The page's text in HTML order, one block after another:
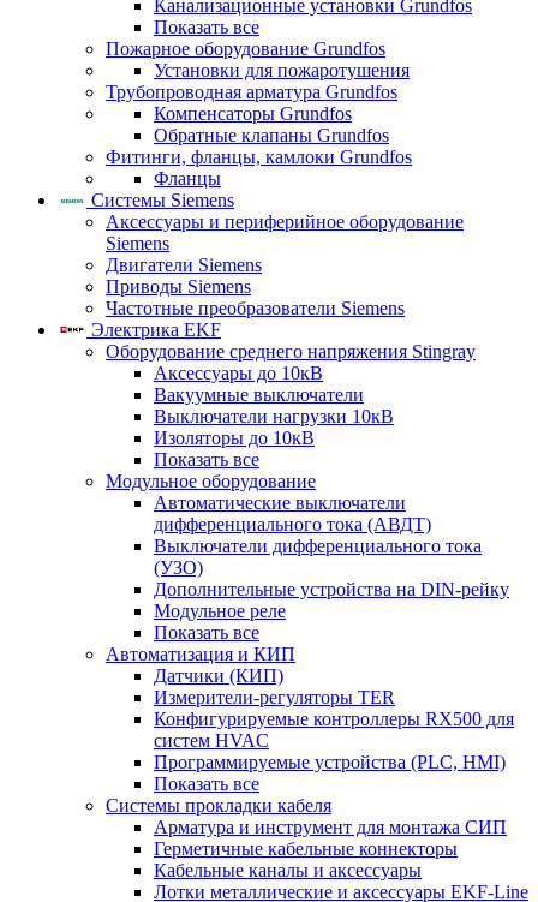
Канализационные установки Grundfos
Показать все
Пожарное оборудование Grundfos
Установки для пожаротушения
Трубопроводная арматура Grundfos
Компенсаторы Grundfos
Обратные клапаны Grundfos
Фитинги, фланцы, камлоки Grundfos
Фланцы
Системы Siemens
Аксессуары и периферийное оборудование
Siemens
Двигатели Siemens
Приводы Siemens
Частотные преобразователи Siemens
Электрика EKF
Оборудование среднего напряжения Stingray
Аксессуары до 10кВ
Вакуумные выключатели
Выключатели нагрузки 10кВ
Изоляторы до 10кВ
Показать все
Модульное оборудование
Автоматические выключатели
дифференциального тока (АВДТ)
Выключатели дифференциального тока
(УЗО)
Дополнительные устройства на DIN-рейку
Модульное реле
Показать все
Автоматизация и КИП
Датчики (КИП)
Измерители-регуляторы TER
Конфигурируемые контроллеры RX500 для
систем HVAC
Программируемые устройства (PLC, HMI)
Показать все
Системы прокладки кабеля
Арматура и инструмент для монтажа СИП
Герметичные кабельные коннекторы
Кабельные каналы и аксессуары
Лотки металлические и аксессуары EKF-Line